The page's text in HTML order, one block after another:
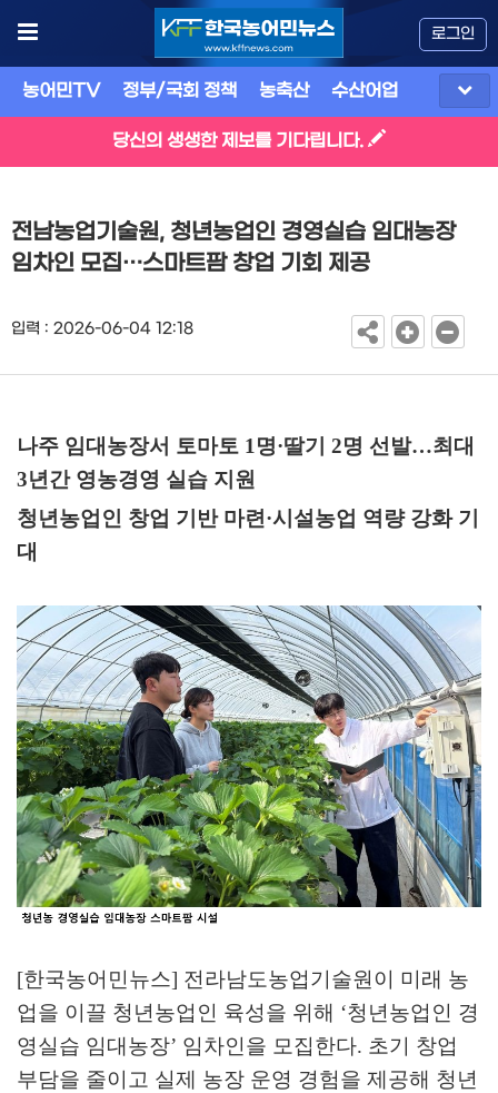
로그인
농어민TV 정부/국회 정책 농축산 수산어업
당신의 생생한 제보를 기다립니다.
전남농업기술원, 청년농업인 경영실습 임대농장
임차인 모집…스마트팜 창업 기회 제공
입력 : 2026-06-04 12:18
나주 임대농장서 토마토 1 명·딸기 2명 선발…최대
3년간 영농경영 실습 지원
청년농업인 창업 기반 마련 ·시설농업 역량 강화 기
대
[한국농어민뉴스] 전라남도농업기술원이 미래 농
업을 이끌 청년농업인 육성을 위해 ‘청년농업인 경
영실습 임대농장’ 임차인을 모집한다. 초기 창업
부담을 줄이고 실제 농장 운영 경험을 제공해 청년